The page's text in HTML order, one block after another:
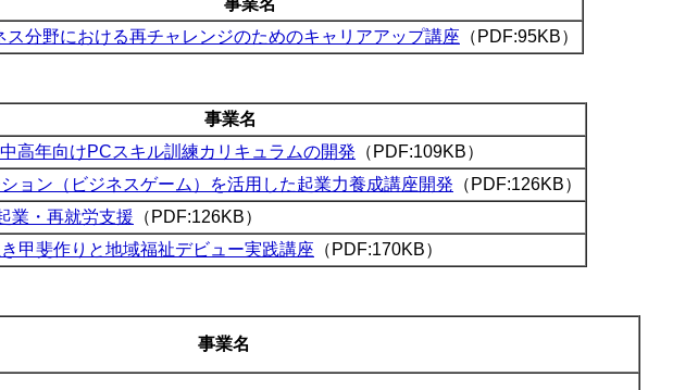
ス分野における再チャレンジのためのキャリアアップ講座 （PDF:95KB）
事業名
高年向けPCスキル訓練カリキュラムの開発 （PDF:109KB）
ョン（ビジネスゲーム）を活用した起業力養成講座開発 （PDF:126KB）
業・再就労支援 （PDF:126KB）
甲斐作りと地域福祉デビュー実践講座 （PDF:170KB）
事業名